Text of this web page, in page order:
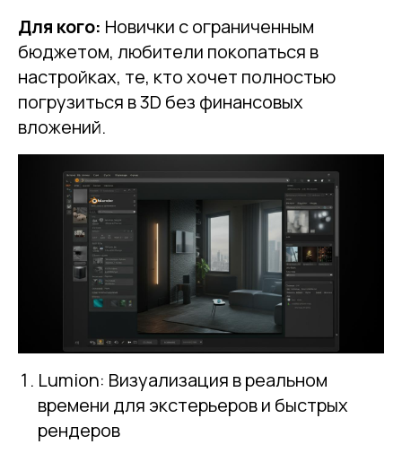
Для кого: Новички с ограниченным
бюджетом, любители покопаться в
настройках, те, кто хочет полностью
погрузиться в 3D без финансовых
вложений.
Lumion: Визуализация в реальном
времени для экстерьеров и быстрых
рендеров